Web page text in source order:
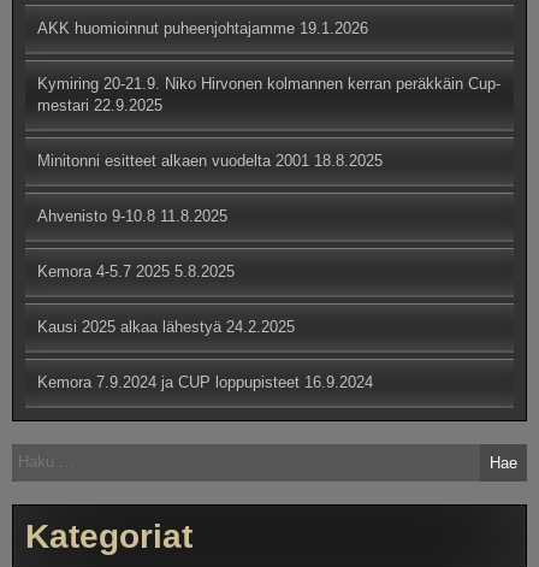
AKK huomioinnut puheenjohtajamme 19.1.2026
Kymiring 20-21.9. Niko Hirvonen kolmannen kerran peräkkäin Cup-
mestari 22.9.2025
Minitonni esitteet alkaen vuodelta 2001 18.8.2025
Ahvenisto 9-10.8 11.8.2025
Kemora 4-5.7 2025 5.8.2025
Kausi 2025 alkaa lähestyä 24.2.2025
Kemora 7.9.2024 ja CUP loppupisteet 16.9.2024
Haku:
Kategoriat